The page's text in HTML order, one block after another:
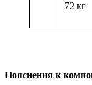
72 кг
Пояснения к